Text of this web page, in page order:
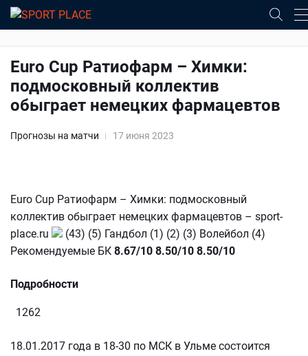
Euro Cup Ратиофарм – Химки:
подмосковный коллектив
обыграет немецких фармацевтов
Прогнозы на матчи 17 июня 2023
Euro Cup Ратиофарм – Химки: подмосковный
коллектив обыграет немецких фармацевтов – sport-
place.ru
(43) (5) Гандбол (1) (2) (3) Волейбол (4)
Рекомендуемые БК 8.67/10 8.50/10 8.50/10
Подробности
1262
18.01.2017 года в 18-30 по МСК в Ульме состоится